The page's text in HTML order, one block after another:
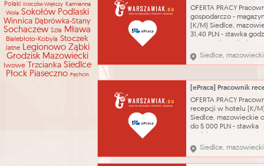
Polaki Kroczów Większy
Kamienna
Wola Sokołów Podlaski
Winnica Dąbrówka-Stany
Sochaczew Szla Mława
Białebłoto-Kobyla Stoczek
Jatne Legionowo Ząbki
Grodzisk Mazowiecki
Iwowe Trzcianka Siedlce
Płock Piaseczno Pęchcin
obszarze
cyberbezpieczeństwa,
pracach Komisji
OFERTA PRACY
gospodarczo -
(K/M) Siedlce,
31,40 PLN - stawka
świadczenie usług
Prace gospodarczo -
(naprawy,
w godzinach 10.00-
Warunki zatrudnienia
indywidualnego u
Siedlce,
OFERTA PRACY
recepcji w hotelu (K/
Siedlce, mazowieckie
do 5 000 PLN - stawka
Umowa o świadczenie
10.08.2026 Obsługa
hotelowych. Praca w
Siedlce,